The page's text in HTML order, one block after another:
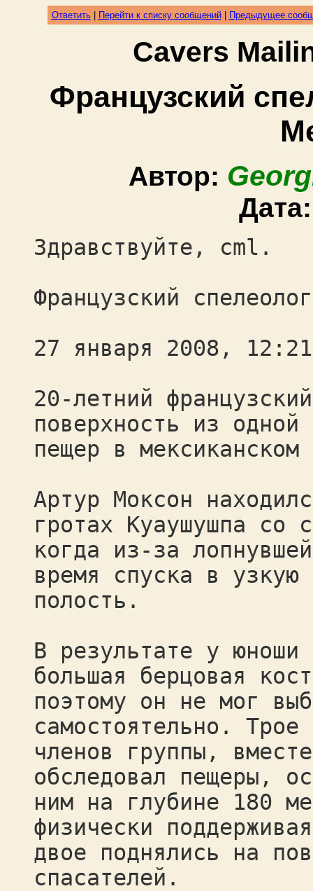
Ответить| Перейти к списку сообщений| Предыдущее
Cavers
Французский
Автор:
Здравствуйте, cml.
Французский
27 января 2008, 12:21
20-летний
поверхность из одной
пещер в
Артур Моксон
гротах Куаушушпа со
когда из-за
время спуска в узкую
полость.
В результате у юноши
большая берцовая
поэтому он не мог
самостоятельно. Трое
членов группы,
обследовал пещеры,
ним на глубине 180
физически
двое поднялись на
спасателей.